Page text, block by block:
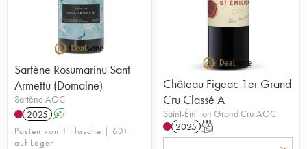
Sartène Rosumarinu Sant
Armettu (Domaine)
Sartène AOC
2025 A
Posten von 1 Flasche | 60+
auf Lager
Château Figeac 1er Grand
Cru Classé A
Saint-Émilion Grand Cru AOC
2025 T